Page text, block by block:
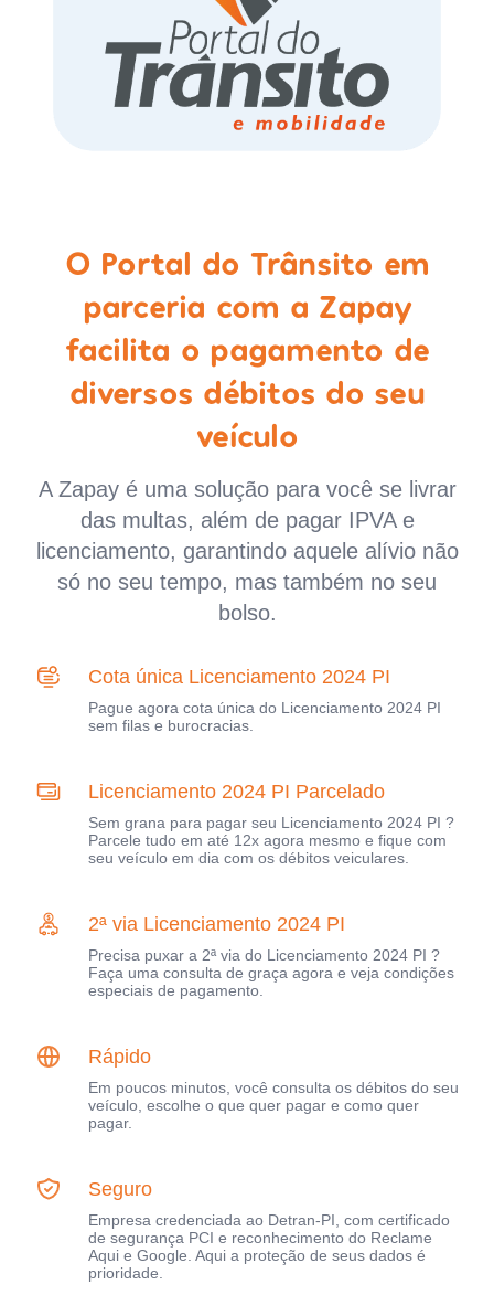
O Portal do Trânsito em
parceria com a Zapay
facilita o pagamento de
diversos débitos do seu
veículo
A Zapay é uma solução para você se livrar
das multas, além de pagar IPVA e
licenciamento, garantindo aquele alívio não
só no seu tempo, mas também no seu
bolso.
Cota única Licenciamento 2024 PI
Pague agora cota única do Licenciamento 2024 PI
sem filas e burocracias.
Licenciamento 2024 PI Parcelado
Sem grana para pagar seu Licenciamento 2024 PI ?
Parcele tudo em até 12x agora mesmo e fique com
seu veículo em dia com os débitos veiculares.
2ª via Licenciamento 2024 PI
Precisa puxar a 2ª via do Licenciamento 2024 PI ?
Faça uma consulta de graça agora e veja condições
especiais de pagamento.
Rápido
Em poucos minutos, você consulta os débitos do seu
veículo, escolhe o que quer pagar e como quer
pagar.
Seguro
Empresa credenciada ao Detran-PI, com certificado
de segurança PCI e reconhecimento do Reclame
Aqui e Google. Aqui a proteção de seus dados é
prioridade.